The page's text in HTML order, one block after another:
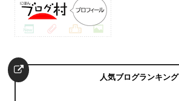
人気ブログランキング